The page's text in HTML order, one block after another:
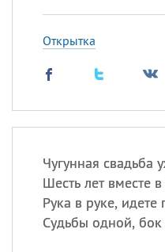
Открытка
Чугунная свадьба
Шесть лет вместе
Рука в руке, идете
Судьбы одной,